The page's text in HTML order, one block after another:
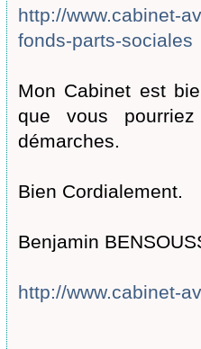
http://www.cabinet-
fonds-parts-sociales
Mon Cabinet est
que vous
démarches.
Bien Cordialement.
Benjamin
http://www.cabinet-